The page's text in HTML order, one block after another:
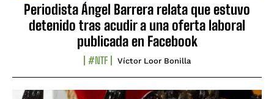
Periodista Ángel Barrera relata que estuvo
detenido tras acudir a una oferta laboral
publicada en Facebook
#NTF Víctor Loor Bonilla